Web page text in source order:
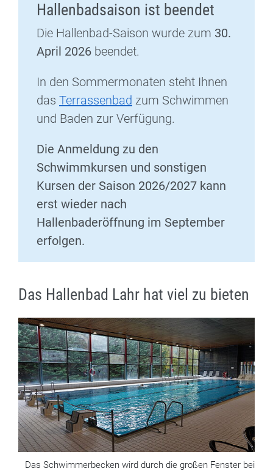
Hallenbadsaison ist beendet
Die Hallenbad-Saison wurde zum 30.
April 2026 beendet.
In den Sommermonaten steht Ihnen
das Terrassenbad zum Schwimmen
und Baden zur Verfügung.
Die Anmeldung zu den
Schwimmkursen und sonstigen
Kursen der Saison 2026/2027 kann
erst wieder nach
Hallenbaderöffnung im September
erfolgen.
Das Hallenbad Lahr hat viel zu bieten
Das Schwimmerbecken wird durch die großen Fenster bei